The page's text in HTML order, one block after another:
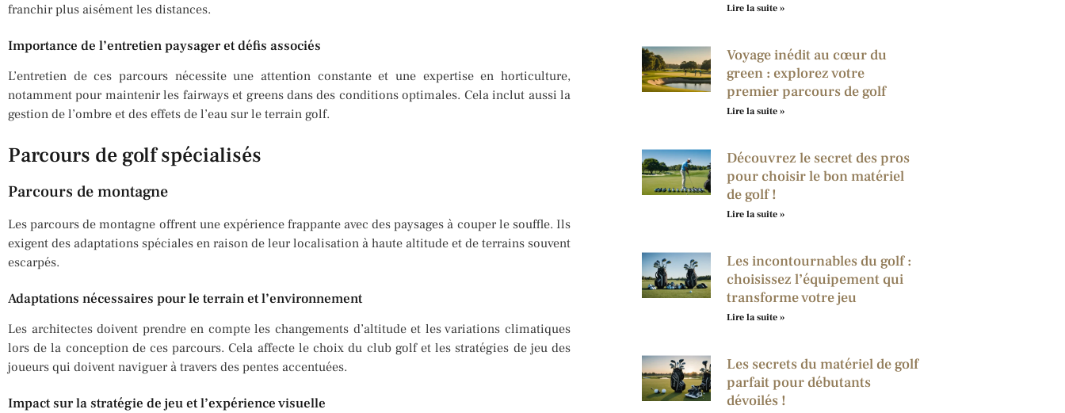
franchir plus aisément les distances.
Importance de l’entretien paysager et défis associés
L’entretien de ces parcours nécessite une attention constante et une expertise en horticulture,
notamment pour maintenir les fairways et greens dans des conditions optimales. Cela inclut aussi la
gestion de l’ombre et des effets de l’eau sur le terrain golf.
Parcours de golf spécialisés
Parcours de montagne
Les parcours de montagne offrent une expérience frappante avec des paysages à couper le souffle. Ils
exigent des adaptations spéciales en raison de leur localisation à haute altitude et de terrains souvent
escarpés.
Adaptations nécessaires pour le terrain et l’environnement
Les architectes doivent prendre en compte les changements d’altitude et les variations climatiques
lors de la conception de ces parcours. Cela affecte le choix du club golf et les stratégies de jeu des
joueurs qui doivent naviguer à travers des pentes accentuées.
Impact sur la stratégie de jeu et l’expérience visuelle
Lire la suite »
Voyage inédit au cœur du
green : explorez votre
premier parcours de golf
Lire la suite »
Découvrez le secret des pros
pour choisir le bon matériel
de golf !
Lire la suite »
Les incontournables du golf :
choisissez l’équipement qui
transforme votre jeu
Lire la suite »
Les secrets du matériel de golf
parfait pour débutants
dévoilés !